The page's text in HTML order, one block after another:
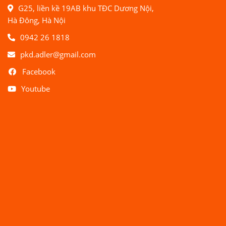
G25, liền kề 19AB khu TĐC Dương Nội,
Hà Đông, Hà Nội
0942 26 1818
pkd.adler@gmail.com
Facebook
Youtube